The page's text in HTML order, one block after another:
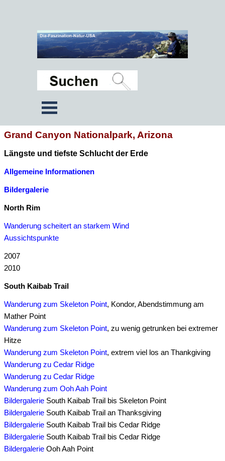
Grand Canyon Nationalpark, Arizona
Längste und tiefste Schlucht der Erde
Allgemeine Informationen
Bildergalerie
North Rim
Wanderung scheitert an starkem Wind
Aussichtspunkte
2007
2010
South Kaibab Trail
Wanderung zum Skeleton Point, Kondor, Abendstimmung am
Mather Point
Wanderung zum Skeleton Point, zu wenig getrunken bei extremer
Hitze
Wanderung zum Skeleton Point, extrem viel los an Thankgiving
Wanderung zu Cedar Ridge
Wanderung zu Cedar Ridge
Wanderung zum Ooh Aah Point
Bildergalerie South Kaibab Trail bis Skeleton Point
Bildergalerie South Kaibab Trail an Thanksgiving
Bildergalerie South Kaibab Trail bis Cedar Ridge
Bildergalerie South Kaibab Trail bis Cedar Ridge
Bildergalerie Ooh Aah Point